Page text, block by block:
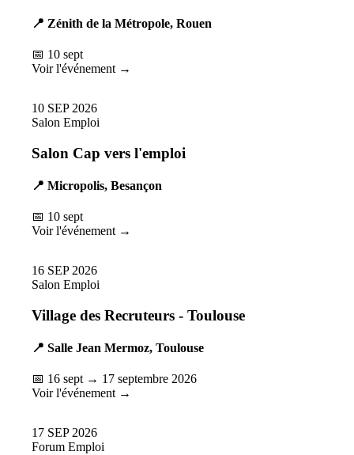
📍 Zénith de la Métropole, Rouen
📅 10 sept
Voir l'événement →
10 SEP 2026
Salon Emploi
Salon Cap vers l'emploi
📍 Micropolis, Besançon
📅 10 sept
Voir l'événement →
16 SEP 2026
Salon Emploi
Village des Recruteurs - Toulouse
📍 Salle Jean Mermoz, Toulouse
📅 16 sept → 17 septembre 2026
Voir l'événement →
17 SEP 2026
Forum Emploi